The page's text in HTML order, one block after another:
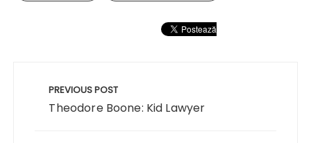
articole
PREVIOUS POST
Theodore Boone: Kid Lawyer